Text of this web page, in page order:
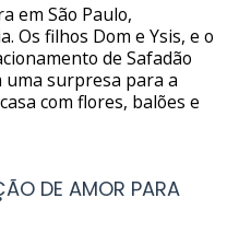
em São Paulo,
Os filhos Dom e Ysis, e o
de Safadão
surpresa para a
com flores, balões e
DE AMOR PARA